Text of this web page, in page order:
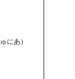
にあ）